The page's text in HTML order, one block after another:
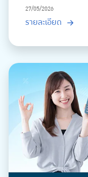
27/05/2026
รายละเอียด